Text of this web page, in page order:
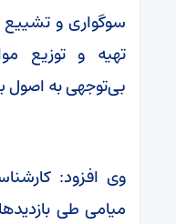
سوگواری و
تهیه و توزیع
بی‌توجهی به
وی افزود:
میامی طی